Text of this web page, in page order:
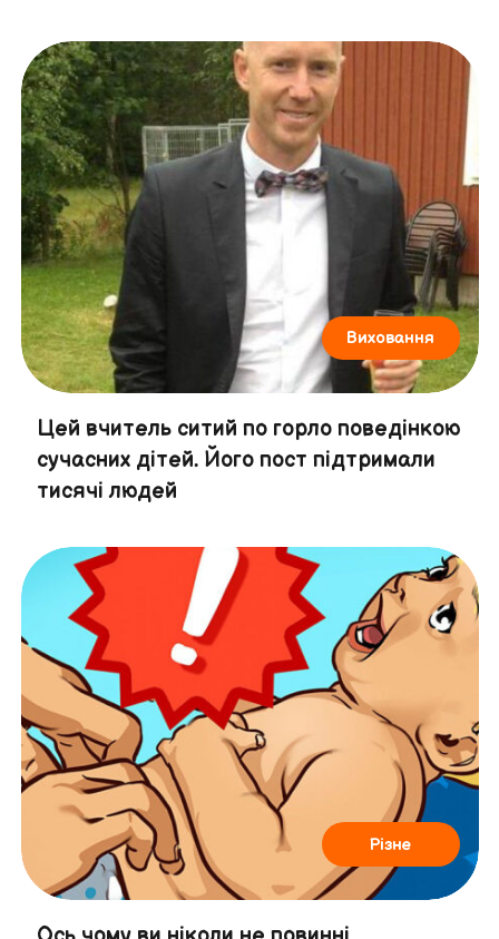
Виховання
Цей вчитель ситий по горло поведінкою
сучасних дітей. Його пост підтримали
тисячі людей
Різне